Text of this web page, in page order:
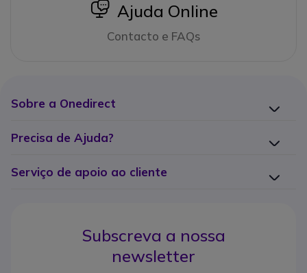
icon
Ajuda Online
Contacto e FAQs
Sobre a Onedirect
Precisa de Ajuda?
Serviço de apoio ao cliente
Subscreva a nossa
newsletter